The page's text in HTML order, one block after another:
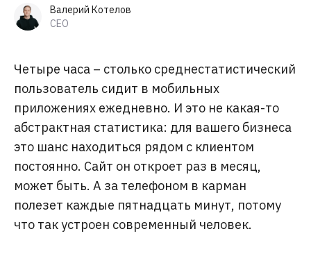
Валерий Котелов
CEO
Четыре часа – столько среднестатистический
пользователь сидит в мобильных
приложениях ежедневно. И это не какая-то
абстрактная статистика: для вашего бизнеса
это шанс находиться рядом с клиентом
постоянно. Сайт он откроет раз в месяц,
может быть. А за телефоном в карман
полезет каждые пятнадцать минут, потому
что так устроен современный человек.